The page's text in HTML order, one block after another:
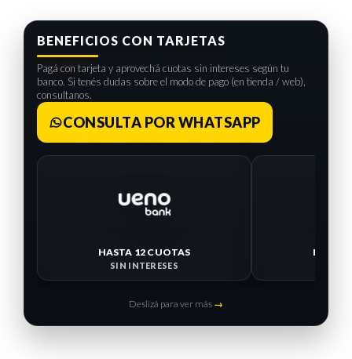
BENEFICIOS CON TARJETAS
Pagá con tarjeta y aprovechá cuotas sin intereses según tu
banco. Si tenés dudas sobre el modo de pago (en tienda / web),
consultanos.
CONSULTA POR WHATSAPP
HASTA 12 CUOTAS
SIN INTERESES
HASTA
Deslizá para ver más →